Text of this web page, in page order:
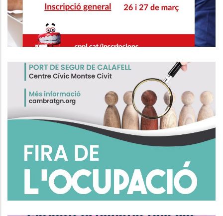
Fira De L'Ocupació De Calafell
Ocupació